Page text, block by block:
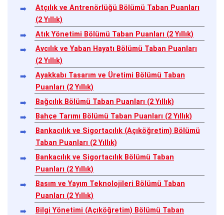
Atçılık ve Antrenörlüğü Bölümü Taban Puanları
(2 Yıllık)
Atık Yönetimi Bölümü Taban Puanları (2 Yıllık)
Avcılık ve Yaban Hayatı Bölümü Taban Puanları
(2 Yıllık)
Ayakkabı Tasarım ve Üretimi Bölümü Taban
Puanları (2 Yıllık)
Bağcılık Bölümü Taban Puanları (2 Yıllık)
Bahçe Tarımı Bölümü Taban Puanları (2 Yıllık)
Bankacılık ve Sigortacılık (Açıköğretim) Bölümü
Taban Puanları (2 Yıllık)
Bankacılık ve Sigortacılık Bölümü Taban
Puanları (2 Yıllık)
Basım ve Yayım Teknolojileri Bölümü Taban
Puanları (2 Yıllık)
Bilgi Yönetimi (Açıköğretim) Bölümü Taban